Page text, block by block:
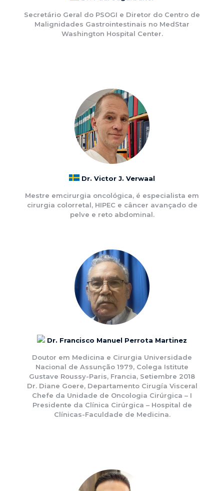
Secretário Geral do PSOGI e Diretor do Centro de
Malignidades Gastrointestinais no MedStar
Washington Hospital Center.
Dr. Victor J. Verwaal
Mestre emcirurgia oncológica, é especialista em
cirurgia colorretal, HIPEC e câncer avançado de
pelve e reto abdominal.
Dr. Francisco Manuel Perrota Martinez
Doutor em Medicina e Cirurgia Universidade
Nacional de Assunção 1979, Colega Istitute
Gustave Roussy-Paris, Francia, Setiembre 2018
Dr. Diane Goere, Departamento Cirugía Visceral
Chefe da Unidade de Oncologia Cirúrgica – I
Presidente da Clínica Cirúrgica – Hospital de
Clínicas-Faculdade de Medicina.